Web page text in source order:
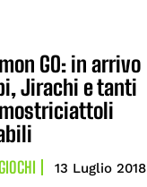
GO: in arrivo
Jirachi e tanti
13 Luglio 2018